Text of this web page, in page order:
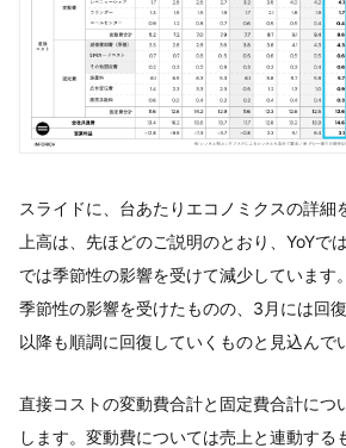
スライドに、台あたりエコノミクスの詳細
上高は、先ほどのご説明のとおり、YoYで
では季節性の影響を受けて減少しています
季節性の影響を受けたものの、3月には回
以降も順調に回復していくものと見込んで
直接コストの変動費合計と固定費合計につ
します。変動費については売上と連動する